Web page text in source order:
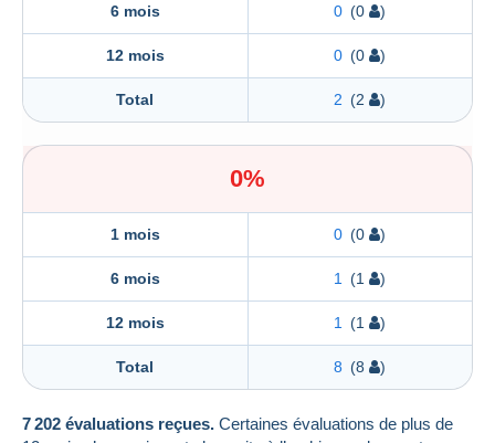
6 mois 0 (0 )
12 mois 0 (0 )
Total 2 (2 )
0%
1 mois 0 (0 )
6 mois 1 (1 )
12 mois 1 (1 )
Total 8 (8 )
7 202 évaluations reçues. Certaines évaluations de plus de